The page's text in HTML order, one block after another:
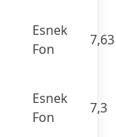
Esnek
Fon
7,63
Esnek
Fon
7,3